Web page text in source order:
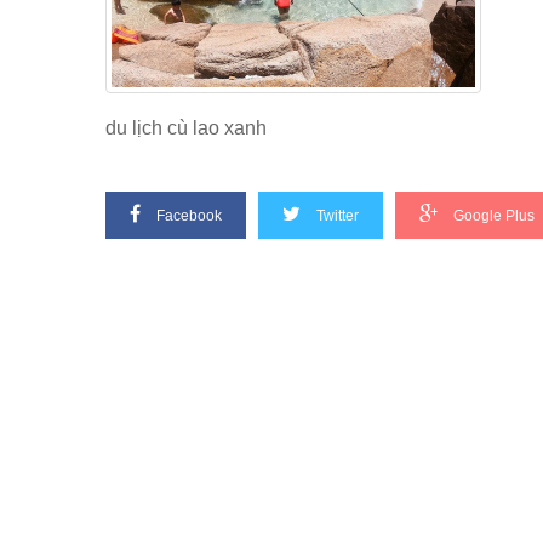
du lịch cù lao xanh
Facebook Twitter Google Plus